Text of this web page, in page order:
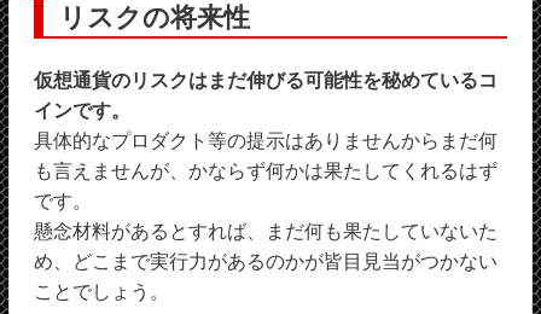
リスクの将来性
仮想通貨のリスクはまだ伸びる可能性を秘めているコ
インです。
具体的なプロダクト等の提示はありませんからまだ何
も言えませんが、かならず何かは果たしてくれるはず
です。
懸念材料があるとすれば、まだ何も果たしていないた
め、どこまで実行力があるのかが皆目見当がつかない
ことでしょう。